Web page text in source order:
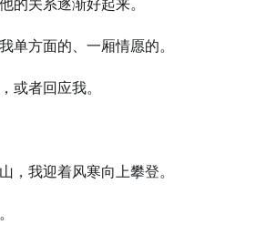
的关系逐渐好起来。
单方面的、一厢情愿的。
或者回应我。
，我迎着风寒向上攀登。